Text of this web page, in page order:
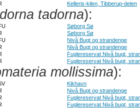
Kelleris-kilen, Tibberup-delen
tadorna):
Søborg Sø
Søborg Sø
Nivå Bugt og strandenge
Nivå Bugt og strandenge
Fuglereservat Nivå bugt,
Fuglereservat Nivå bugt,
mollissima):
Kikhavn
Nivå Bugt og strandenge
Fuglereservat Nivå bugt,
Fuglereservat Nivå bugt,